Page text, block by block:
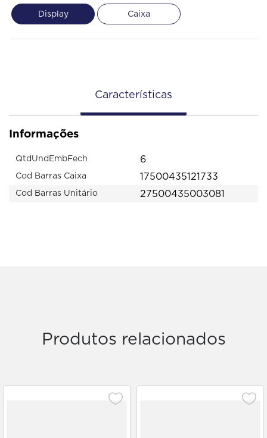
Display Caixa
Características
Informações
QtdUndEmbFech 6
Cod Barras Caixa 17500435121733
Cod Barras Unitário 27500435003081
Produtos relacionados